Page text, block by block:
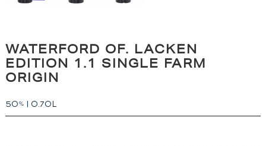
WATERFORD OF. LACKEN
EDITION 1.1 SINGLE FARM
ORIGIN
50% | 0.70L